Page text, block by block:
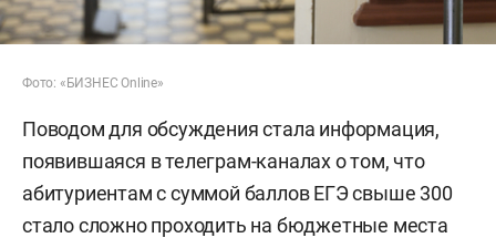
Фото: «БИЗНЕС Online»
Поводом для обсуждения стала информация,
появившаяся в телеграм-каналах о том, что
абитуриентам с суммой баллов ЕГЭ свыше 300
стало сложно проходить на бюджетные места